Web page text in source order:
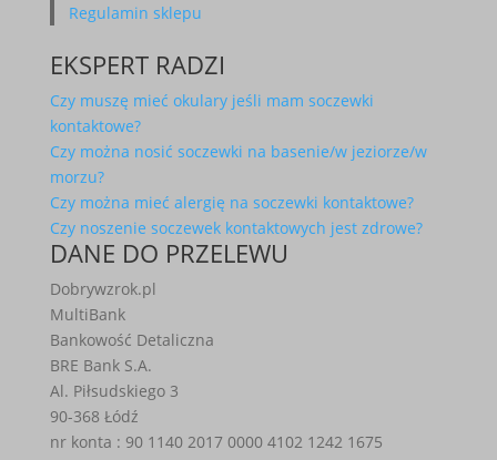
Regulamin sklepu
EKSPERT RADZI
Czy muszę mieć okulary jeśli mam soczewki
kontaktowe?
Czy można nosić soczewki na basenie/w jeziorze/w
morzu?
Czy można mieć alergię na soczewki kontaktowe?
Czy noszenie soczewek kontaktowych jest zdrowe?
DANE DO PRZELEWU
Dobrywzrok.pl
MultiBank
Bankowość Detaliczna
BRE Bank S.A.
Al. Piłsudskiego 3
90-368 Łódź
nr konta : 90 1140 2017 0000 4102 1242 1675